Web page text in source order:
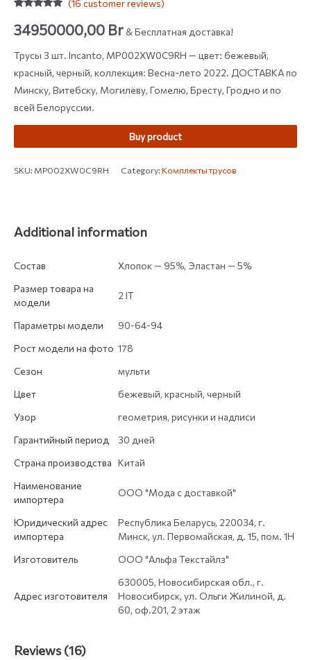
out of 5
based on
ratings
(16 customer reviews)
34950000,00 Br& Бесплатная доставка!
Трусы 3 шт. Incanto, MP002XW0C9RH — цвет: бежевый,
красный, черный, коллекция: Весна-лето 2022. ДОСТАВКА по
Минску, Витебску, Могилёву, Гомелю, Бресту, Гродно и по
всей Белоруссии.
Buy product
SKU:MP002XW0C9RH Category:Комплекты трусов
Additional information
Состав
Хлопок — 95%, Эластан — 5%
Размер товара на
модели
2 IT
Параметры модели
90-64-94
Рост модели на фото 178
Сезон
мульти
Цвет
бежевый, красный, черный
Узор
геометрия, рисунки и надписи
Гарантийный период
30 дней
Страна производства Китай
Наименование
импортера
ООО "Мода с доставкой"
Юридический адрес
импортера
Республика Беларусь, 220034, г.
Минск, ул. Первомайская, д. 15, пом. 1Н
Изготовитель
ООО "Альфа Текстайлз"
Адрес изготовителя
630005, Новосибирская обл., г.
Новосибирск, ул. Ольги Жилиной, д.
60, оф.201, 2 этаж
Reviews (16)